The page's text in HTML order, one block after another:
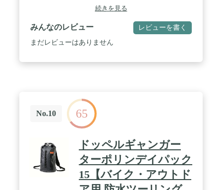
テント:ポリエステル、コット生地:ポリエチレン、
キャリーバッグ:ポリエステル、ポール・ペグ:アル
ミ、脚部パーツ:ナイロン樹脂、フライシート耐水
圧:PU 2,000mm、 インナーテントフロア耐水圧:PU
5,000mm / 製品の詳細や最新情報はメーカーホーム
続きを見る
みんなのレビュー レビューを書く
まだレビューはありません
No.10 65
ドッペルギャンガー
ターポリンデイパック
15【バイク・アウトド